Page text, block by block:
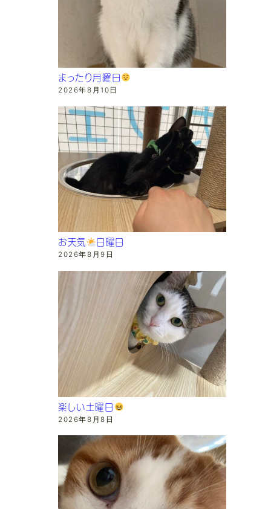
まったり月曜日
2026年8月10日
お天気 日曜日
2026年8月9日
楽しい土曜日
2026年8月8日